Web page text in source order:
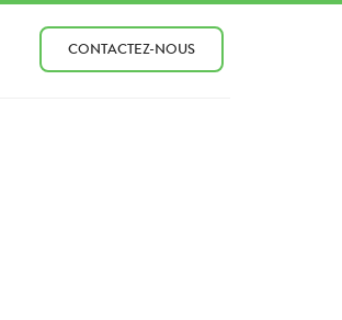
CONTACTEZ-NOUS